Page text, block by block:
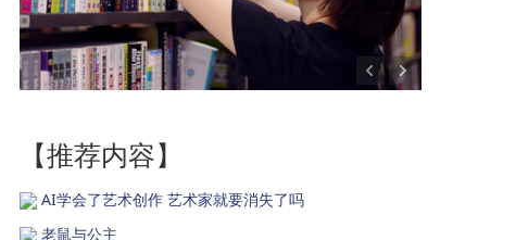
【推荐内容】
AI学会了艺术创作 艺术家就要消失了吗
老鼠与公主